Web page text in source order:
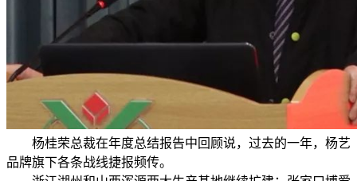
杨桂荣总裁在年度总结报告中回顾说，过去的一年，杨艺
品牌旗下各条战线捷报频传。